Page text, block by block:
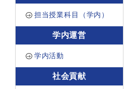
担当授業科目（学内）
学内運営
学内活動
社会貢献